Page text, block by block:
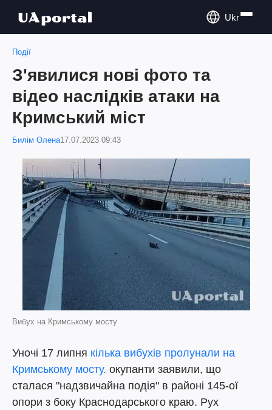
Ukr
Події
З'явилися нові фото та
відео наслідків атаки на
Кримський міст
Билім Олена17.07.2023 09:43
Вибух на Кримському мосту
Уночі 17 липня кілька вибухів пролунали на
Кримському мосту. окупанти заявили, що
сталася "надзвичайна подія" в районі 145-ої
опори з боку Краснодарського краю. Рух